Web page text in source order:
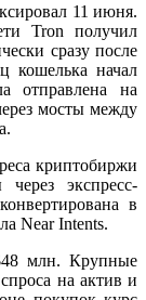
11 июня.
Tron получил
сразу после
кошелька начал
отправлена на
мосты между
криптобиржи
экспресс-
в
Near Intents.
млн. Крупные
на актив и